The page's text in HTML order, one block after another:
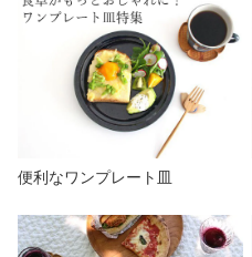
便利なワンプレート皿